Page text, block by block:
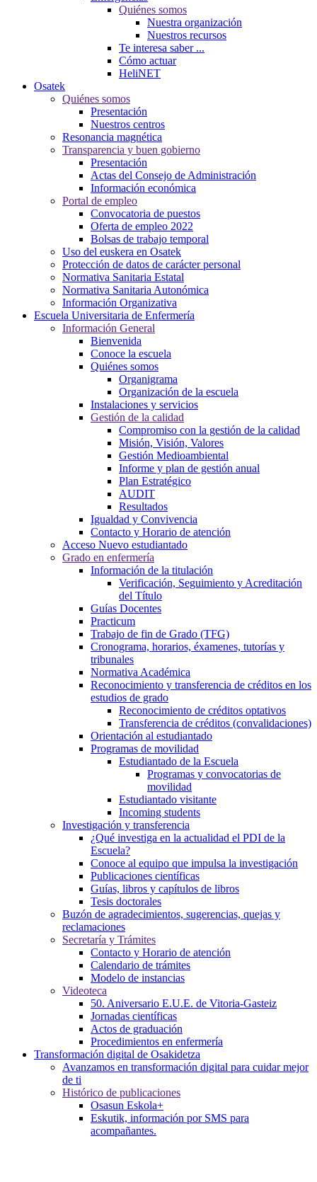
Quiénes somos
Nuestra organización
Nuestros recursos
Te interesa saber ...
Cómo actuar
HeliNET
Osatek
Quiénes somos
Presentación
Nuestros centros
Resonancia magnética
Transparencia y buen gobierno
Presentación
Actas del Consejo de Administración
Información económica
Portal de empleo
Convocatoria de puestos
Oferta de empleo 2022
Bolsas de trabajo temporal
Uso del euskera en Osatek
Protección de datos de carácter personal
Normativa Sanitaria Estatal
Normativa Sanitaria Autonómica
Información Organizativa
Escuela Universitaria de Enfermería
Información General
Bienvenida
Conoce la escuela
Quiénes somos
Organigrama
Organización de la escuela
Instalaciones y servicios
Gestión de la calidad
Compromiso con la gestión de la calidad
Misión, Visión, Valores
Gestión Medioambiental
Informe y plan de gestión anual
Plan Estratégico
AUDIT
Resultados
Igualdad y Convivencia
Contacto y Horario de atención
Acceso Nuevo estudiantado
Grado en enfermería
Información de la titulación
Verificación, Seguimiento y Acreditación
del Título
Guías Docentes
Practicum
Trabajo de fin de Grado (TFG)
Cronograma, horarios, éxamenes, tutorías y
tribunales
Normativa Académica
Reconocimiento y transferencia de créditos en los
estudios de grado
Reconocimiento de créditos optativos
Transferencia de créditos (convalidaciones)
Orientación al estudiantado
Programas de movilidad
Estudiantado de la Escuela
Programas y convocatorias de
movilidad
Estudiantado visitante
Incoming students
Investigación y transferencia
¿Qué investiga en la actualidad el PDI de la
Escuela?
Conoce al equipo que impulsa la investigación
Publicaciones científicas
Guías, libros y capítulos de libros
Tesis doctorales
Buzón de agradecimientos, sugerencias, quejas y
reclamaciones
Secretaría y Trámites
Contacto y Horario de atención
Calendario de trámites
Modelo de instancias
Videoteca
50. Aniversario E.U.E. de Vitoria-Gasteiz
Jornadas científicas
Actos de graduación
Procedimientos en enfermería
Transformación digital de Osakidetza
Avanzamos en transformación digital para cuidar mejor
de ti
Histórico de publicaciones
Osasun Eskola+
Eskutik, información por SMS para
acompañantes.